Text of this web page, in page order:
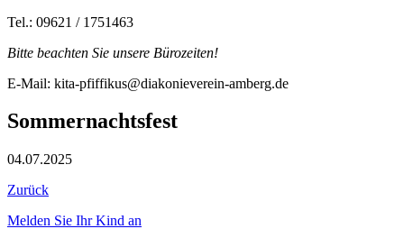
Tel.: 09621 / 1751463
Bitte beachten Sie unsere Bürozeiten!
E-Mail: kita-pfiffikus@diakonieverein-amberg.de
Sommernachtsfest
04.07.2025
Zurück
Melden Sie Ihr Kind an